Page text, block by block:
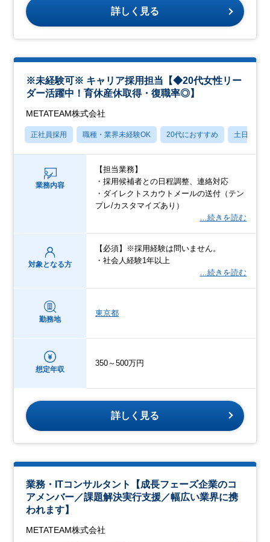
詳しく見る
※未経験可※ キャリア採用担当【◆20代女性リー
ダー活躍中！育休産休取得・復職率◎】
METATEAM株式会社
正社員採用 職種・業界未経験OK 20代におすすめ 土日祝休み
業務内容
【担当業務】
・採用候補者との日程調整、連絡対応
・ダイレクトスカウトメールの送付（テン
プレ/カスタマイズあり）
…続きを読む
対象となる方
【必須】※採用経験は問いません。
・社会人経験1年以上
…続きを読む
勤務地
東京都
想定年収
350～500万円
詳しく見る
業務・ITコンサルタント【成長フェーズ企業のコ
アメンバー／課題解決実行支援／幅広い業界に携
われます】
METATEAM株式会社